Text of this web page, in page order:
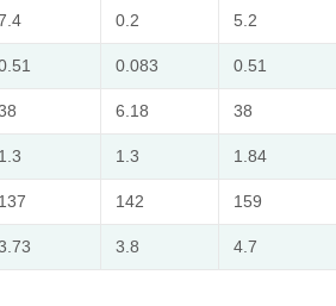
0.2 5.2
0.083 0.51
6.18 38
1.3 1.3 1.84
137 142 159
3.8 4.7